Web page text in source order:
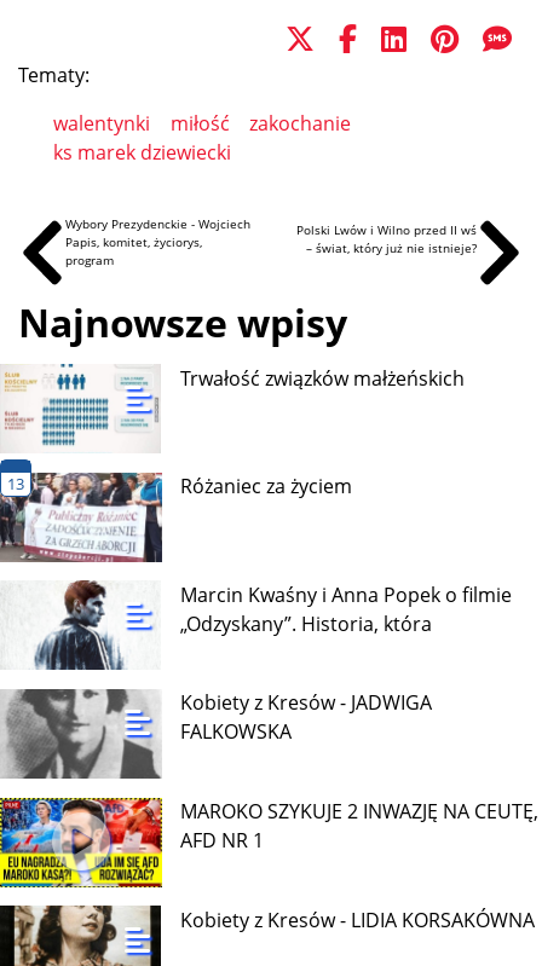
Tematy:
walentynki
miłość
zakochanie
ks marek dziewiecki
Wybory Prezydenckie - Wojciech
Papis, komitet, życiorys,
program
Polski Lwów i Wilno przed II wś
– świat, który już nie istnieje?
Najnowsze wpisy
Trwałość związków małżeńskich
13 Różaniec za życiem
Marcin Kwaśny i Anna Popek o filmie
„Odzyskany”. Historia, która
Kobiety z Kresów - JADWIGA
FALKOWSKA
MAROKO SZYKUJE 2 INWAZJĘ NA CEUTĘ,
AFD NR 1
Kobiety z Kresów - LIDIA KORSAKÓWNA